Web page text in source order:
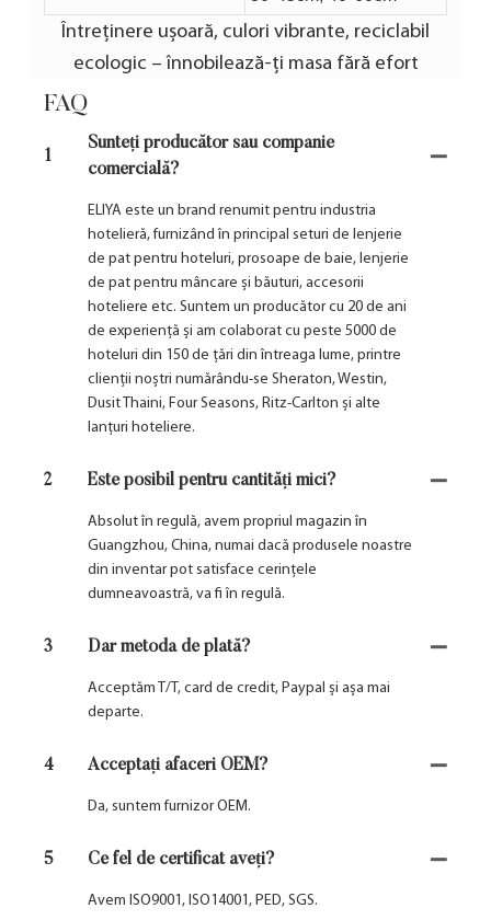
Întreținere ușoară, culori vibrante, reciclabil
ecologic – înnobilează-ți masa fără efort
FAQ
1
Sunteți producător sau companie
comercială?
ELIYA este un brand renumit pentru industria
hotelieră, furnizând în principal seturi de lenjerie
de pat pentru hoteluri, prosoape de baie, lenjerie
de pat pentru mâncare și băuturi, accesorii
hoteliere etc. Suntem un producător cu 20 de ani
de experiență și am colaborat cu peste 5000 de
hoteluri din 150 de țări din întreaga lume, printre
clienții noștri numărându-se Sheraton, Westin,
Dusit Thaini, Four Seasons, Ritz-Carlton și alte
lanțuri hoteliere.
2 Este posibil pentru cantități mici?
Absolut în regulă, avem propriul magazin în
Guangzhou, China, numai dacă produsele noastre
din inventar pot satisface cerințele
dumneavoastră, va fi în regulă.
3 Dar metoda de plată?
Acceptăm T/T, card de credit, Paypal și așa mai
departe.
4 Acceptați afaceri OEM?
Da, suntem furnizor OEM.
5 Ce fel de certificat aveți?
Avem ISO9001, ISO14001, PED, SGS.